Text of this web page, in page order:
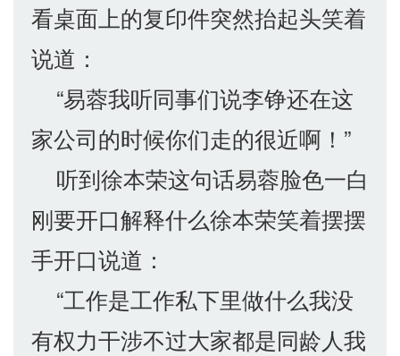
看桌面上的复印件突然抬起头笑着
说道：
“易蓉我听同事们说李铮还在这
家公司的时候你们走的很近啊！”
听到徐本荣这句话易蓉脸色一白
刚要开口解释什么徐本荣笑着摆摆
手开口说道：
“工作是工作私下里做什么我没
有权力干涉不过大家都是同龄人我